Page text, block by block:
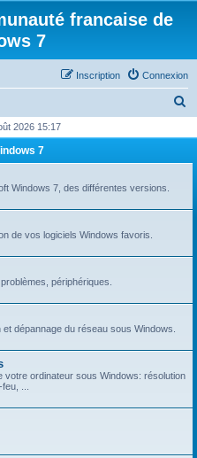
francaise de
7
Connexion
Inscription
h
r
2026 15:17
7
Windows 7, des différentes versions.
de vos logiciels Windows favoris.
périphériques.
dépannage du réseau sous Windows.
votre ordinateur sous Windows: résolution
...